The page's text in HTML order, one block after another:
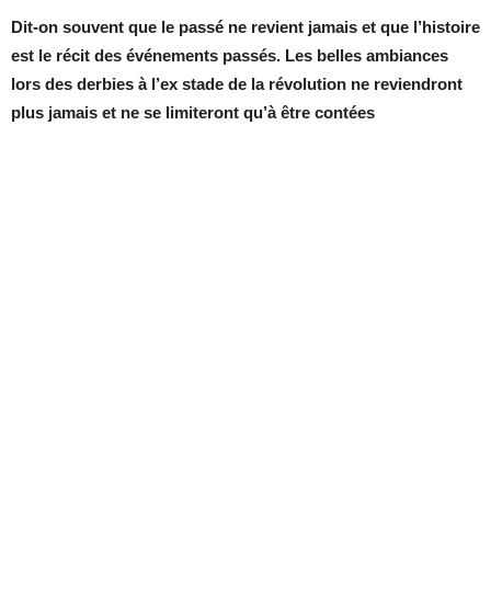
Dit-on souvent que le passé ne revient jamais et que l’histoire
est le récit des événements passés. Les belles ambiances
lors des derbies à l’ex stade de la révolution ne reviendront
plus jamais et ne se limiteront qu’à être contées